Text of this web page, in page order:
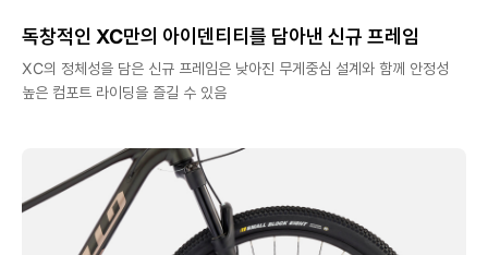
독창적인 XC만의 아이덴티티를 담아낸 신규 프레임
XC의 정체성을 담은 신규 프레임은 낮아진 무게중심 설계와 함께 안정성
높은 컴포트 라이딩을 즐길 수 있음